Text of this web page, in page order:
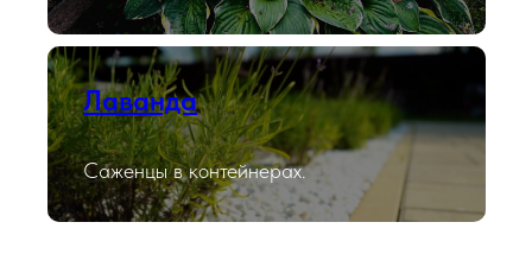
Лаванда
Саженцы в контейнерах.